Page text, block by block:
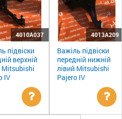
4010A037
підвіски
верхній
Mitsubishi
IV
Уточнити
4013A209
Важіль підвіски
передній нижній
лівий Mitsubishi
Pajero IV